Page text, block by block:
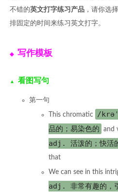
不错的英文打字练习产品 ，请你选
排固定的时间来练习英文打字。
写作模板
看图写句
第一句
This chromatic
/
品的；易染色的
and
adj. 活泼的；快活
that
We can see in this
adj. 非常有趣的，